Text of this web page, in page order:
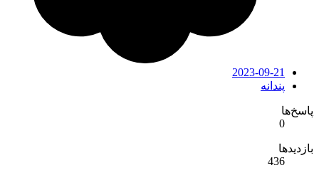
2023-09-21
پندانه
436